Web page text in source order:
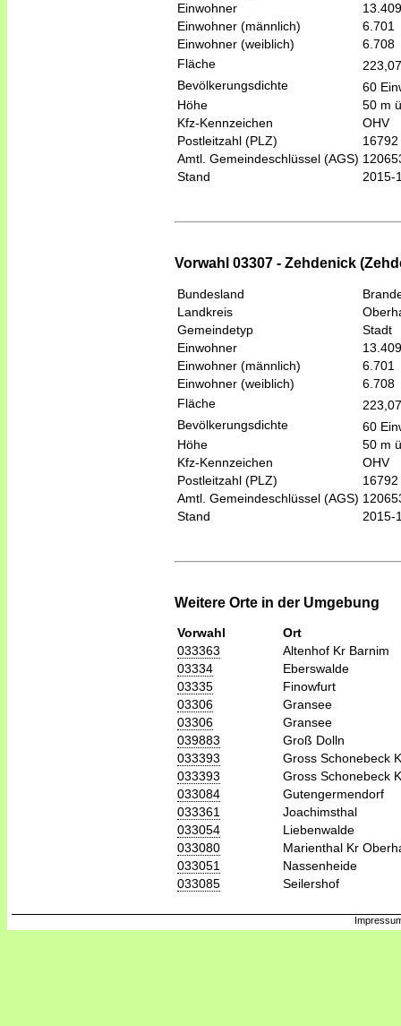
Einwohner
13.409
Einwohner (männlich)
6.701
Einwohner (weiblich)
6.708
Fläche
Bevölkerungsdichte
60
Höhe
50 m
Kfz-Kennzeichen
OHV
Postleitzahl (PLZ)
16792
Amtl. Gemeindeschlüssel (AGS)
Stand
2015-
Vorwahl 03307 - Zehdenick
Bundesland
Landkreis
Gemeindetyp
Stadt
Einwohner
13.409
Einwohner (männlich)
6.701
Einwohner (weiblich)
6.708
Fläche
Bevölkerungsdichte
60
Höhe
50 m
Kfz-Kennzeichen
OHV
Postleitzahl (PLZ)
16792
Amtl. Gemeindeschlüssel (AGS)
Stand
2015-
Weitere Orte in der Umgebung
Vorwahl
Ort
033363
Altenhof Kr Barnim
03334
Eberswalde
03335
Finowfurt
03306
Gransee
03306
Gransee
039883
Groß Dolln
033393
Gross Schonebeck
033393
Gross Schonebeck
033084
Gutengermendorf
033361
Joachimsthal
033054
Liebenwalde
033080
Marienthal Kr
033051
Nassenheide
033085
Seilershof